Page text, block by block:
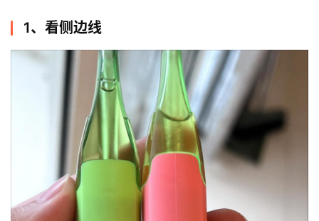
1、看侧边线